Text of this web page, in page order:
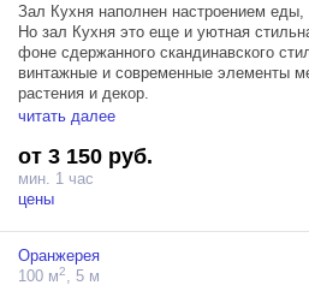
Зал Кухня наполнен настроением еды,
Но зал Кухня это еще и уютная
фоне сдержанного скандинавского
винтажные и современные элементы
растения и декор.
только полностью функциональной
холодильник и две индукционные
шторами, гримерным столом, тремя
читать далее
от 3 150 руб.
мин. 1 час
цены
Оранжерея
100 м2 , 5 м